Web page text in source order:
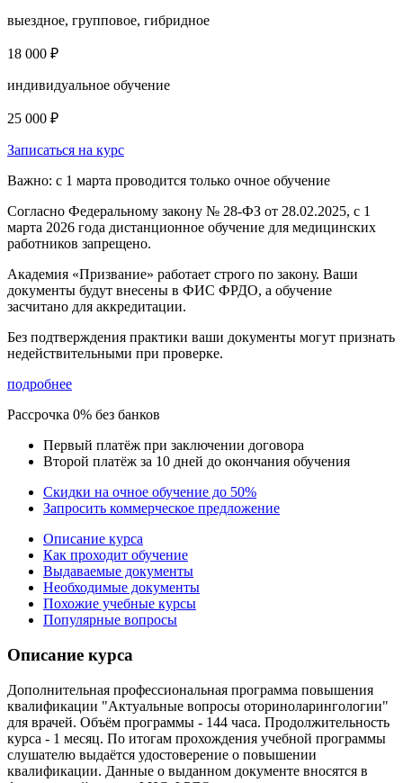
выездное, групповое, гибридное
18 000 ₽
индивидуальное обучение
25 000 ₽
Записаться на курс
Важно: с 1 марта проводится только очное обучение
Согласно Федеральному закону № 28-ФЗ от 28.02.2025, с 1
марта 2026 года дистанционное обучение для медицинских
работников запрещено.
Академия «Призвание» работает строго по закону. Ваши
документы будут внесены в ФИС ФРДО, а обучение
засчитано для аккредитации.
Без подтверждения практики ваши документы могут признать
недействительными при проверке.
подробнее
Рассрочка 0% без банков
Первый платёж при заключении договора
Второй платёж за 10 дней до окончания обучения
Скидки на очное обучение до 50%
Запросить коммерческое предложение
Описание курса
Как проходит обучение
Выдаваемые документы
Необходимые документы
Похожие учебные курсы
Популярные вопросы
Описание курса
Дополнительная профессиональная программа повышения
квалификации "Актуальные вопросы оториноларингологии"
для врачей. Объём программы - 144 часа. Продолжительность
курса - 1 месяц. По итогам прохождения учебной программы
слушателю выдаётся удостоверение о повышении
квалификации. Данные о выданном документе вносятся в